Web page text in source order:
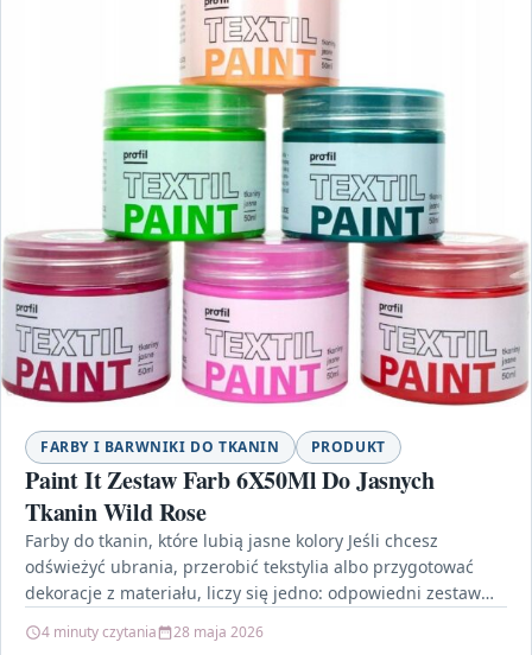
FARBY I BARWNIKI DO TKANIN PRODUKT
Paint It Zestaw Farb 6X50Ml Do Jasnych
Tkanin Wild Rose
Farby do tkanin, które lubią jasne kolory Jeśli chcesz
odświeżyć ubrania, przerobić tekstylia albo przygotować
dekoracje z materiału, liczy się jedno: odpowiedni zestaw
4 minuty czytania 28 maja 2026